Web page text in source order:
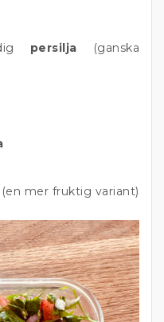
persilja
(ganska
(en mer fruktig variant)